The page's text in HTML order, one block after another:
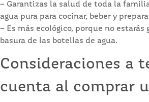
– Garantizas la salud de toda la
agua pura para cocinar, beber y
– Es más ecológico, porque no estarás
basura de las botellas de agua.
Consideraciones a
cuenta al comprar